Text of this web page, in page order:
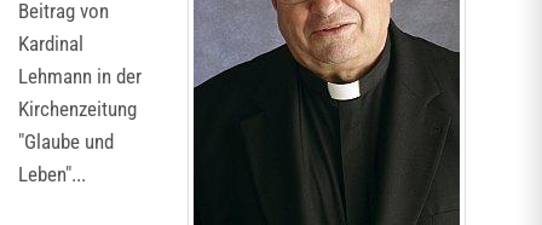
Beitrag von
Kardinal
Lehmann in der
Kirchenzeitung
"Glaube und
Leben"...